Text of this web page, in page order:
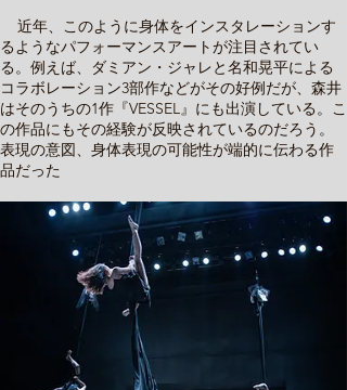
近年、このように身体をインスタレーションす
るようなパフォーマンスアートが注目されてい
る。例えば、ダミアン・ジャレと名和晃平による
コラボレーション3部作などがその好例だが、森井
はそのうちの1作『VESSEL』にも出演している。こ
の作品にもその経験が反映されているのだろう。
表現の意図、身体表現の可能性が端的に伝わる作
品だった